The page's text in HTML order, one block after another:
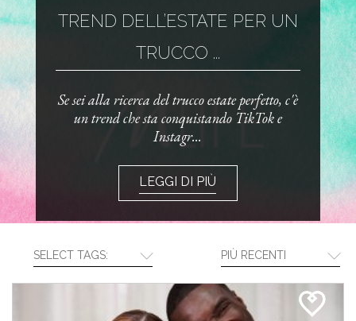
TREND DELL’ESTATE PER UN
TRUCCO ...
Se sei alla ricerca del trucco estate perfetto, c'è
un trend che sta conquistando TikTok e
Instagr...
LEGGI DI PIÙ
SELECT TAGS: PIÙ RECENTI